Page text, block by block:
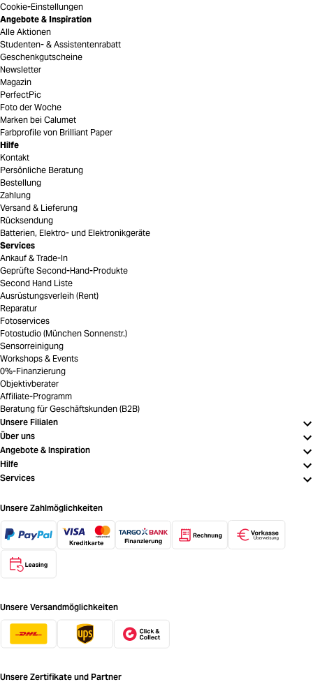
Cookie-Einstellungen
Angebote & Inspiration
Alle Aktionen
Studenten- & Assistentenrabatt
Geschenkgutscheine
Newsletter
Magazin
PerfectPic
Foto der Woche
Marken bei Calumet
Farbprofile von Brilliant Paper
Hilfe
Kontakt
Persönliche Beratung
Bestellung
Zahlung
Versand & Lieferung
Rücksendung
Batterien, Elektro- und Elektronikgeräte
Services
Ankauf & Trade-In
Geprüfte Second-Hand-Produkte
Second Hand Liste
Ausrüstungsverleih (Rent)
Reparatur
Fotoservices
Fotostudio (München Sonnenstr.)
Sensorreinigung
Workshops & Events
0%-Finanzierung
Objektivberater
Affiliate-Programm
Beratung für Geschäftskunden (B2B)
Unsere Filialen
Über uns
Angebote & Inspiration
Hilfe
Services
Unsere Zahlmöglichkeiten
Unsere Versandmöglichkeiten
Unsere Zertifikate und Partner